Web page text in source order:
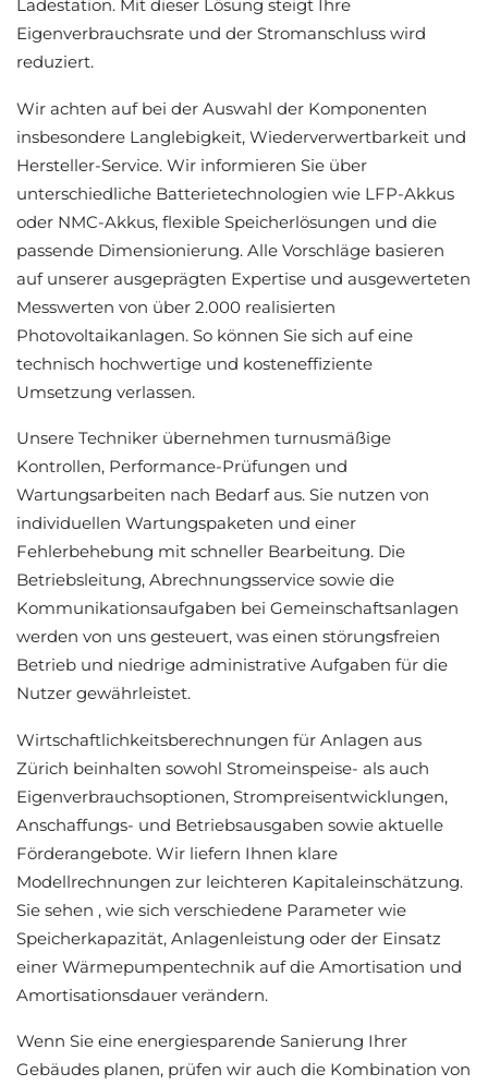
Ladestation. Mit dieser Lösung steigt Ihre
Eigenverbrauchsrate und der Stromanschluss wird
reduziert.
Wir achten auf bei der Auswahl der Komponenten
insbesondere Langlebigkeit, Wiederverwertbarkeit und
Hersteller-Service. Wir informieren Sie über
unterschiedliche Batterietechnologien wie LFP-Akkus
oder NMC-Akkus, flexible Speicherlösungen und die
passende Dimensionierung. Alle Vorschläge basieren
auf unserer ausgeprägten Expertise und ausgewerteten
Messwerten von über 2.000 realisierten
Photovoltaikanlagen. So können Sie sich auf eine
technisch hochwertige und kosteneffiziente
Umsetzung verlassen.
Unsere Techniker übernehmen turnusmäßige
Kontrollen, Performance-Prüfungen und
Wartungsarbeiten nach Bedarf aus. Sie nutzen von
individuellen Wartungspaketen und einer
Fehlerbehebung mit schneller Bearbeitung. Die
Betriebsleitung, Abrechnungsservice sowie die
Kommunikationsaufgaben bei Gemeinschaftsanlagen
werden von uns gesteuert, was einen störungsfreien
Betrieb und niedrige administrative Aufgaben für die
Nutzer gewährleistet.
Wirtschaftlichkeitsberechnungen für Anlagen aus
Zürich beinhalten sowohl Stromeinspeise- als auch
Eigenverbrauchsoptionen, Strompreisentwicklungen,
Anschaffungs- und Betriebsausgaben sowie aktuelle
Förderangebote. Wir liefern Ihnen klare
Modellrechnungen zur leichteren Kapitaleinschätzung.
Sie sehen , wie sich verschiedene Parameter wie
Speicherkapazität, Anlagenleistung oder der Einsatz
einer Wärmepumpentechnik auf die Amortisation und
Amortisationsdauer verändern.
Wenn Sie eine energiesparende Sanierung Ihrer
Gebäudes planen, prüfen wir auch die Kombination von